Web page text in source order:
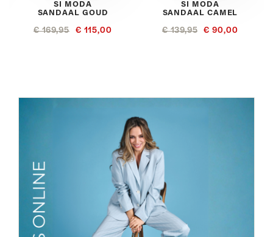
SI MODA
SANDAAL GOUD
€ 169,95 € 115,00
SI MODA
SANDAAL CAMEL
€ 139,95 € 90,00